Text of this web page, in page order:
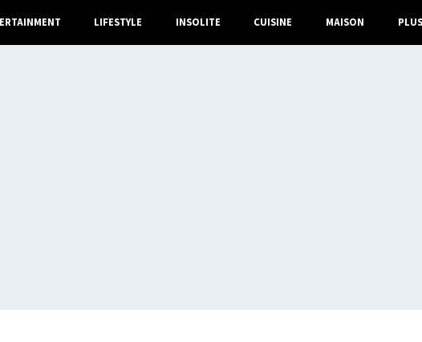
LIFESTYLE INSOLITE CUISINE MAISON PLUS